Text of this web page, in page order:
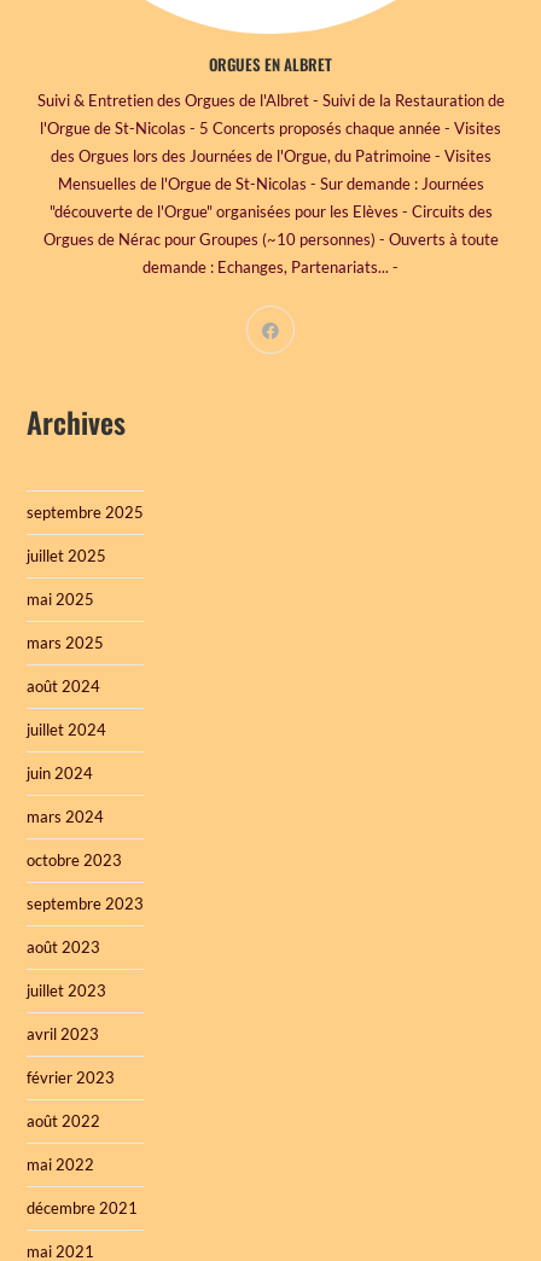
ORGUES EN ALBRET
Suivi & Entretien des Orgues de l'Albret - Suivi de la Restauration de
l'Orgue de St-Nicolas - 5 Concerts proposés chaque année - Visites
des Orgues lors des Journées de l'Orgue, du Patrimoine - Visites
Mensuelles de l'Orgue de St-Nicolas - Sur demande : Journées
"découverte de l'Orgue" organisées pour les Elèves - Circuits des
Orgues de Nérac pour Groupes (~10 personnes) - Ouverts à toute
demande : Echanges, Partenariats... -
Archives
septembre 2025
juillet 2025
mai 2025
mars 2025
août 2024
juillet 2024
juin 2024
mars 2024
octobre 2023
septembre 2023
août 2023
juillet 2023
avril 2023
février 2023
août 2022
mai 2022
décembre 2021
mai 2021